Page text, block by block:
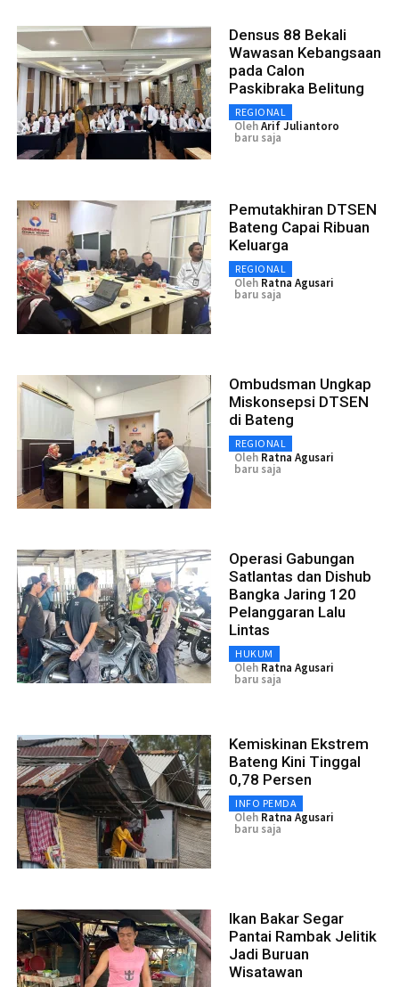
Densus 88 Bekali
Wawasan Kebangsaan
pada Calon
Paskibraka Belitung
REGIONAL
OlehArif Juliantoro
baru saja
Pemutakhiran DTSEN
Bateng Capai Ribuan
Keluarga
REGIONAL
Oleh Ratna Agusari
baru saja
Ombudsman Ungkap
Miskonsepsi DTSEN
di Bateng
REGIONAL
Oleh Ratna Agusari
baru saja
Operasi Gabungan
Satlantas dan Dishub
Bangka Jaring 120
Pelanggaran Lalu
Lintas
HUKUM
Oleh Ratna Agusari
baru saja
Kemiskinan Ekstrem
Bateng Kini Tinggal
0,78 Persen
INFO PEMDA
Oleh Ratna Agusari
baru saja
Ikan Bakar Segar
Pantai Rambak Jelitik
Jadi Buruan
Wisatawan